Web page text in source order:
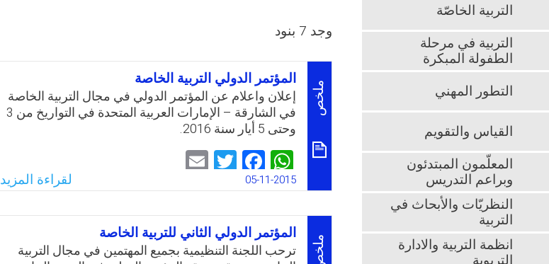
وجد 7 بنود
ملخص
المؤتمر الدولي التربية الخاصة
إعلان واعلام عن المؤتمر الدولي في مجال التربية الخاصة
في الشارقة – الإمارات العربية المتحدة في التواريخ من 3
وحتى 5 أيار سنة 2016.
WhatsApp
Facebook
Twitter
05-11-2015 لقراءة المزيد
ملخص
المؤتمر الدولي الثاني للتربية الخاصة
ترحب اللجنة التنظيمية بجميع المهتمين في مجال التربية
التربية الخاصّة
التربية في مرحلة
الطفولة المبكرة
التطور المهني
القياس والتقويم
المعلّمون المبتدئون
وبراعم التدريس
النظريّات والأبحاث في
التربية
انظمة التربية والادارة